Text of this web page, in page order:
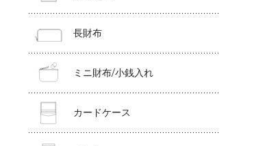
長財布
ミニ財布/小銭入れ
カードケース